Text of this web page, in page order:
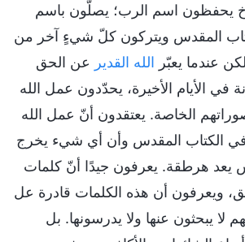
يحفظون اسم الرب؛ يصلّون باسم
المقدس ويتركون كلّ شيءٍ آخر من
عندما يعبّر الله القدير عن الحق
في الأيام الأخيرة، يحدّدون عمل الله
الخاصة. يعتقدون أنّ عمل الله
الكتاب المقدس وأن أي شيء يخرج
يعد هرطقة. يعرفون جيدًا أنّ كلمات
ويعرفون أن هذه الكلمات قادرة عل
لا يبحثون عنها ولا يدرسونها. بل